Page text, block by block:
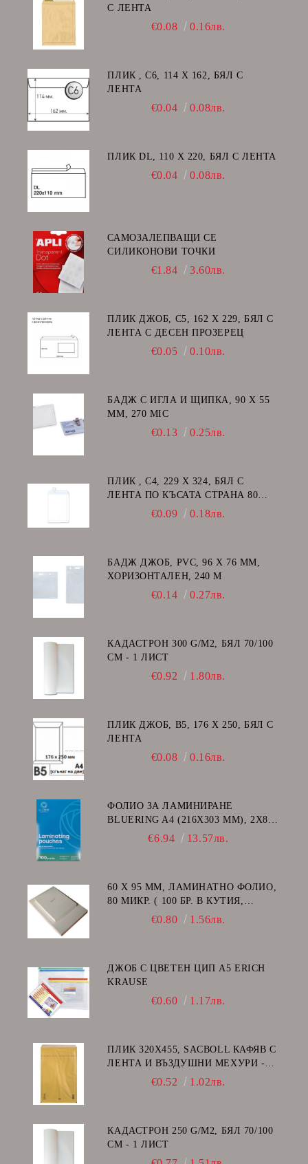
С ЛЕНТА
€0.08 0.16лв.
ПЛИК , C6, 114 Х 162, БЯЛ С
ЛЕНТА
€0.04 0.08лв.
ПЛИК DL, 110 Х 220, БЯЛ С ЛЕНТА
€0.04 0.08лв.
САМОЗАЛЕПВАЩИ СЕ
СИЛИКОНОВИ ТОЧКИ
€1.84 3.60лв.
ПЛИК ДЖОБ, C5, 162 Х 229, БЯЛ С
ЛЕНТА С ДЕСЕН ПРОЗЕРЕЦ
€0.05 0.10лв.
БАДЖ С ИГЛА И ЩИПКА, 90 Х 55
ММ, 270 MIC
€0.13 0.25лв.
ПЛИК , C4, 229 Х 324, БЯЛ С
ЛЕНТА ПО КЪСАТА СТРАНА 80
€0.09 0.18лв.
БАДЖ ДЖОБ, PVC, 96 Х 76 ММ,
ХОРИЗОНТАЛЕН, 240 Μ
€0.14 0.27лв.
КАДАСТРОН 300 G/M2, БЯЛ 70/100
СМ - 1 ЛИСТ
€0.92 1.80лв.
ПЛИК ДЖОБ, В5, 176 Х 250, БЯЛ С
ЛЕНТА
€0.08 0.16лв.
ФОЛИО ЗА ЛАМИНИРАНЕ
BLUERING A4 (216X303 MM), 2X80
МИКРОНА 100 БР.
€6.94 13.57лв.
60 Х 95 ММ, ЛАМИНАТНО ФОЛИО,
80 МИКР. ( 100 БР. В КУТИЯ,
€0.80 1.56лв.
ДЖОБ С ЦВЕТЕН ЦИП A5 ERICH
KRAUSE
€0.60 1.17лв.
ПЛИК 320Х455, SACBOLL КАФЯВ С
ЛЕНТА И ВЪЗДУШНИ МЕХУРИ -
€0.52 1.02лв.
КАДАСТРОН 250 G/M2, БЯЛ 70/100
СМ - 1 ЛИСТ